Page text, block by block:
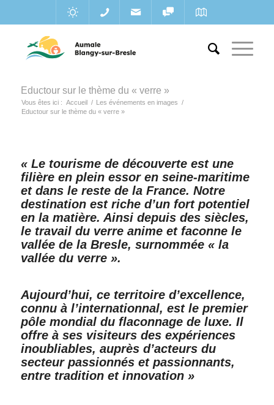
Eductour sur le thème du « verre »
Vous êtes ici : Accueil / Les événements en images /
Eductour sur le thème du « verre »
« Le tourisme de découverte est une
filière en plein essor en seine-maritime
et dans le reste de la France. Notre
destination est riche d’un fort potentiel
en la matière. Ainsi depuis des siècles,
le travail du verre anime et faconne le
vallée de la Bresle, surnommée « la
vallée du verre ».
Aujourd’hui, ce territoire d’excellence,
connu à l’internationnal, est le premier
pôle mondial du flaconnage de luxe. Il
offre à ses visiteurs des expériences
inoubliables, auprès d’acteurs du
secteur passionnés et passionnants,
entre tradition et innovation »